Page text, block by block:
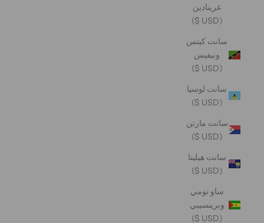
غرينادين
(USD $)
سانت كيتس
ونيفيس
(USD $)
سانت لوسيا
(USD $)
سانت مارتن
(USD $)
سانت هيلينا
(USD $)
ساو تومي
وبرينسيبي
(USD $)